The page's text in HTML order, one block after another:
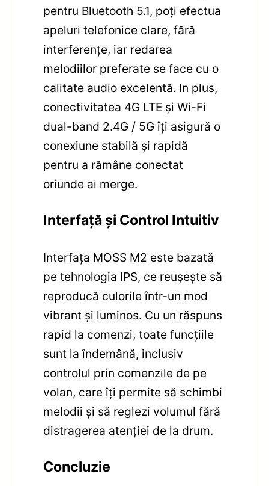
pentru Bluetooth 5.1, poți efectua
apeluri telefonice clare, fără
interferențe, iar redarea
melodiilor preferate se face cu o
calitate audio excelentă. In plus,
conectivitatea 4G LTE și Wi-Fi
dual-band 2.4G / 5G îți asigură o
conexiune stabilă și rapidă
pentru a rămâne conectat
oriunde ai merge.
Interfață și Control Intuitiv
Interfața MOSS M2 este bazată
pe tehnologia IPS, ce reușește să
reproducă culorile într-un mod
vibrant și luminos. Cu un răspuns
rapid la comenzi, toate funcțiile
sunt la îndemână, inclusiv
controlul prin comenzile de pe
volan, care îți permite să schimbi
melodii și să reglezi volumul fără
distragerea atenției de la drum.
Concluzie